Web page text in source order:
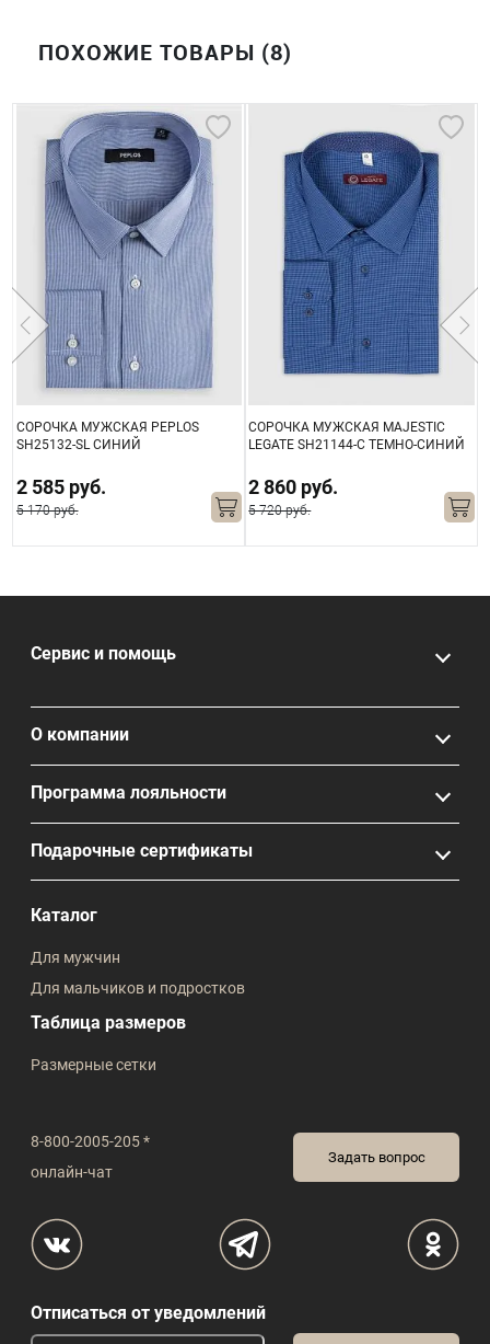
ПОХОЖИЕ ТОВАРЫ (8)
СОРОЧКА МУЖСКАЯ PEPLOS
SH25132-SL СИНИЙ
2 585 руб.
5 170 руб.
СОРОЧКА МУЖСКАЯ MAJESTIC
LEGATE SH21144-С ТЕМНО-СИНИЙ
2 860 руб.
5 720 руб.
8-800-2005-205 *
онлайн-чат
Задать вопрос
Сервис и помощь
О компании
Программа лояльности
Подарочные сертификаты
Каталог
Для мужчин
Для мальчиков и подростков
Таблица размеров
Размерные сетки
Отписаться от уведомлений